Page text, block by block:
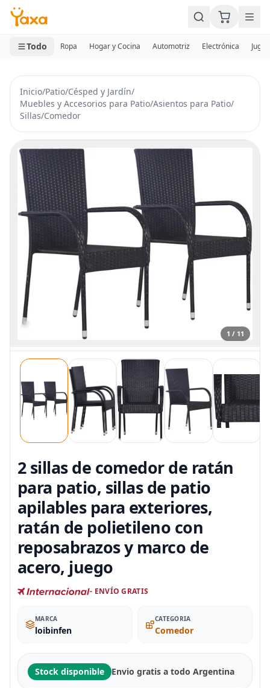
MINI CARRITO
0 productos
Todo Ropa Hogar y Cocina Automotriz Electrónica
Inicio/Patio/Césped y Jardín/
Muebles y Accesorios para Patio/Asientos para Patio/
Sillas/Comedor
1 / 11
2 sillas de comedor de ratán
para patio, sillas de patio
apilables para exteriores,
ratán de polietileno con
reposabrazos y marco de
acero, juego
- ENVÍO GRATIS
MARCA
loibinfen
CATEGORIA
Comedor
Stock disponible Envio gratis a todo Argentina